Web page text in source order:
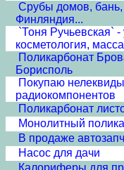
Срубы домов, бань,
Финляндия...
`Тоня Ручьевская` -
косметология,
Поликарбонат
Борисполь
Покупаю нелеквиды
радиокомпонентов
Поликарбонат
Монолитный
В продаже
Насос для дачи
Калориферы для